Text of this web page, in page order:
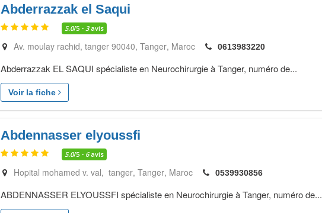
Abderrazzak el Saqui
5.0/5 - 3avis
Av. moulay rachid, tanger 90040 Tanger Maroc 0613983220
Abderrazzak EL SAQUI spécialiste en Neurochirurgie à Tanger, numéro de...
Voir la fiche
Abdennasser elyoussfi
5.0/5 - 6avis
Hopital mohamed v. val, tanger Tanger Maroc 0539930856
ABDENNASSER ELYOUSSFI spécialiste en Neurochirurgie à Tanger, numéro de...